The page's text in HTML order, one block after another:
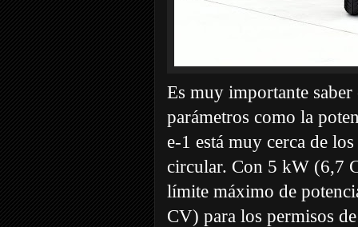
Es muy importante
parámetros como la
e-1 está muy cerca de
circular. Con 5 kW (6,7
límite máximo de
CV) para los permisos